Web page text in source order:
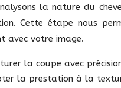
la nature du
Cette étape nous
avec votre image.
la coupe avec
la prestation à la